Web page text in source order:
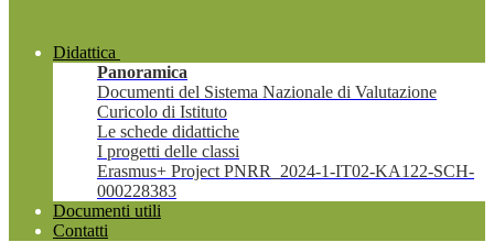
Didattica
Panoramica
Documenti del Sistema Nazionale di Valutazione
Curicolo di Istituto
Le schede didattiche
I progetti delle classi
Erasmus+ Project PNRR_2024-1-IT02-KA122-SCH-
000228383
Documenti utili
Contatti